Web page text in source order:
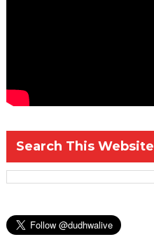
Search This Website